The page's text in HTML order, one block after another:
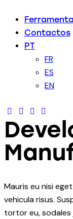
Contactos
PT
FR
ES
EN
Mauris eu nisi
vehicula risus.
tortor eu,